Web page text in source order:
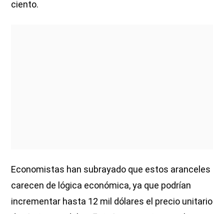
ciento.
Economistas han subrayado que estos aranceles
carecen de lógica económica, ya que podrían
incrementar hasta 12 mil dólares el precio unitario